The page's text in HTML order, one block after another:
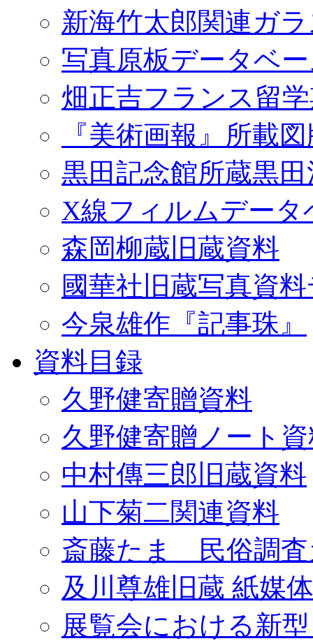
新海竹太郎関連ガ
写真原板データベ
畑正吉フランス留
『美術画報』所載
黒田記念館所蔵黒
X線フィルムデータ
森岡柳蔵旧蔵資料
國華社旧蔵写真資
今泉雄作『記事珠』
資料目録
久野健寄贈資料
久野健寄贈ノート
中村傳三郎旧蔵資料
山下菊二関連資料
斎藤たま 民俗調査
及川尊雄旧蔵 紙媒
展覧会における新